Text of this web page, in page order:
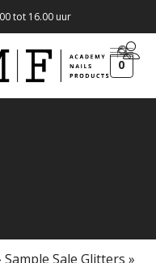
tot 16.00 uur
0
Sample Sale Glitters »